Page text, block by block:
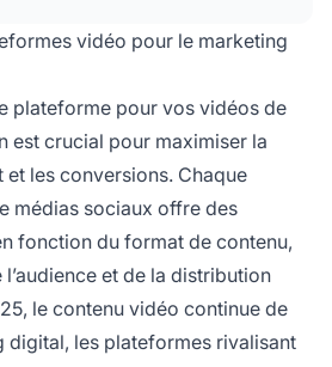
via Reels et Stories, et
un engagement
temps réel. La plateforme
de votre niche, du style de
démographiques de
vidéo pour le marketing
plateforme pour vos vidéos de
est crucial pour maximiser la
et les conversions. Chaque
médias sociaux offre des
fonction du format de contenu,
et de la distribution
le contenu vidéo continue de
digital, les plateformes rivalisant